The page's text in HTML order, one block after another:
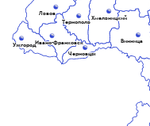
Львов
Винница
Хмельницкий
Черновцы
УжгородИвано-Франковск
Тернополь